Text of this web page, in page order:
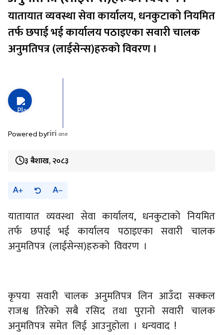
यातायात व्यवस्था सेवा कार्यालय, धनकुटाको नियमित
तर्फ छपाई भई कार्यालय पठाइएका सवारी चालक
अनुमतिपत्र (लाईसेन्स)हरुको विवरण ।
Powered byriri one
३ बैशाख, २०८३
A A
यातायात व्यवस्था सेवा कार्यालय, धनकुटाको नियमित
तर्फ छपाई भई कार्यालय पठाइएका सवारी चालक
अनुमतिपत्र (लाईसेन्स)हरुको विवरण ।
कृपया सवारी चालक अनुमतिपत्र लिन आउँदा सक्कल
राजश्व तिरेको सबै रसिद तथा पुरानो सवारी चालक
अनुमतिपत्र समेत लिई आउनुहोला । धन्यवाद !